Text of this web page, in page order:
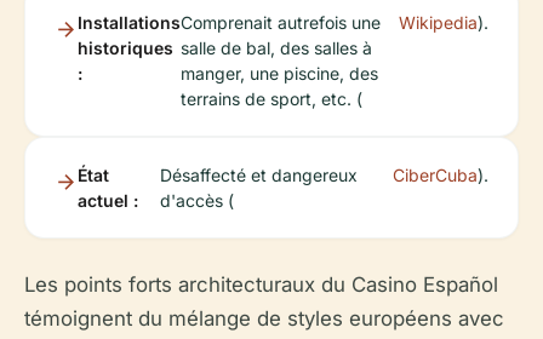
Installations
historiques
:
Comprenait autrefois une
salle de bal, des salles à
manger, une piscine, des
terrains de sport, etc. (
Wikipedia).
État
actuel :
Désaffecté et dangereux
d'accès (
CiberCuba).
Les points forts architecturaux du Casino Español
témoignent du mélange de styles européens avec